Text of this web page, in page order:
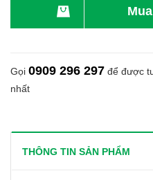
Gọi 0909 296 297 để được
nhất
THÔNG TIN SẢN PHẨM